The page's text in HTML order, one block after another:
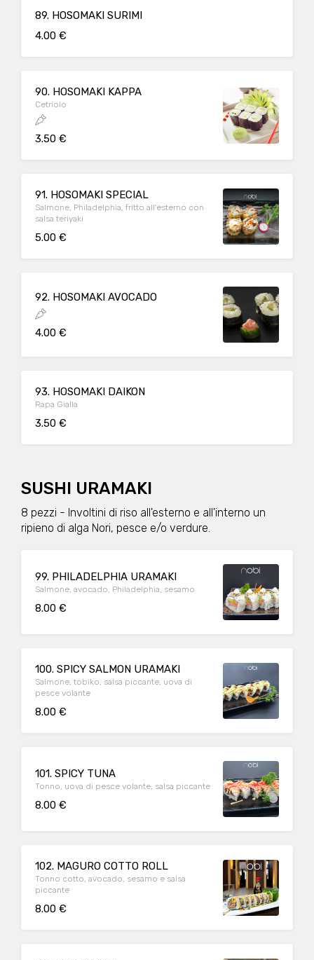
89. HOSOMAKI SURIMI
4.00 €
90. HOSOMAKI KAPPA
Cetriolo
3.50 €
91. HOSOMAKI SPECIAL
Salmone, Philadelphia, fritto all'esterno con
salsa teriyaki
5.00 €
92. HOSOMAKI AVOCADO
4.00 €
93. HOSOMAKI DAIKON
Rapa Gialla
3.50 €
SUSHI URAMAKI
8 pezzi - Involtini di riso all'esterno e all'interno un
ripieno di alga Nori, pesce e/o verdure.
99. PHILADELPHIA URAMAKI
Salmone, avocado, Philadelphia, sesamo
8.00 €
100. SPICY SALMON URAMAKI
Salmone, tobiko, salsa piccante, uova di
pesce volante
8.00 €
101. SPICY TUNA
Tonno, uova di pesce volante, salsa piccante
8.00 €
102. MAGURO COTTO ROLL
Tonno cotto, avocado, sesamo e salsa
piccante
8.00 €